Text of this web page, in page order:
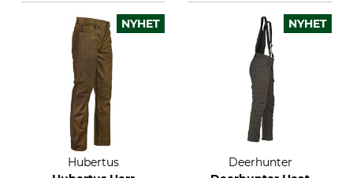
NYHET
Hubertus
NYHET
Deerhunter